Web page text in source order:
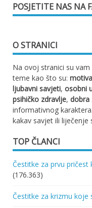
POSJETITE NAS NA
O STRANICI
Na ovoj stranici su
teme kao što su:
ljubavni savjeti, osobni
psihičko zdravlje, dobra
informativnog
kakav savjet ili liječenje
TOP ČLANCI
Čestitke za prvu
(176.363)
Čestitke za krizmu koje